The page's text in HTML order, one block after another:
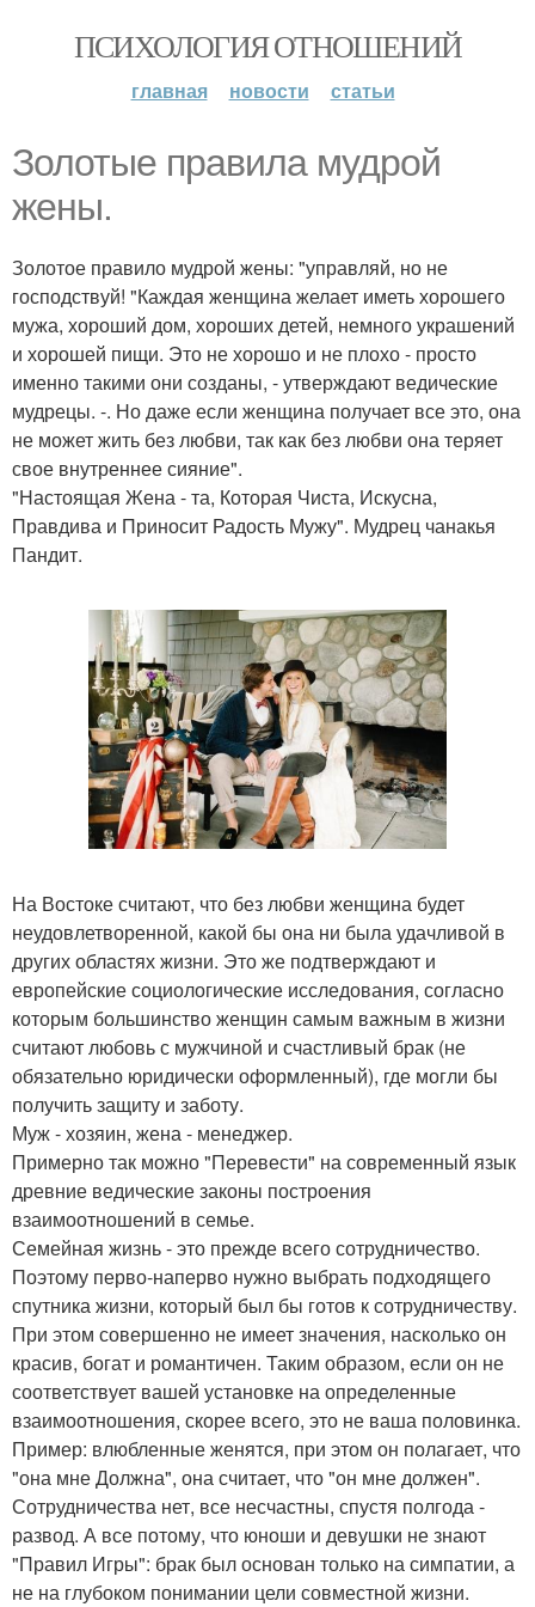
ПСИХОЛОГИЯ ОТНОШЕНИЙ
главная новости статьи
Золотые правила мудрой
жены.
Золотое правило мудрой жены: "управляй, но не
господствуй! "Каждая женщина желает иметь хорошего
мужа, хороший дом, хороших детей, немного украшений
и хорошей пищи. Это не хорошо и не плохо - просто
именно такими они созданы, - утверждают ведические
мудрецы. -. Но даже если женщина получает все это, она
не может жить без любви, так как без любви она теряет
свое внутреннее сияние".
"Настоящая Жена - та, Которая Чиста, Искусна,
Правдива и Приносит Радость Мужу". Мудрец чанакья
Пандит.
На Востоке считают, что без любви женщина будет
неудовлетворенной, какой бы она ни была удачливой в
других областях жизни. Это же подтверждают и
европейские социологические исследования, согласно
которым большинство женщин самым важным в жизни
считают любовь с мужчиной и счастливый брак (не
обязательно юридически оформленный), где могли бы
получить защиту и заботу.
Муж - хозяин, жена - менеджер.
Примерно так можно "Перевести" на современный язык
древние ведические законы построения
взаимоотношений в семье.
Семейная жизнь - это прежде всего сотрудничество.
Поэтому перво-наперво нужно выбрать подходящего
спутника жизни, который был бы готов к сотрудничеству.
При этом совершенно не имеет значения, насколько он
красив, богат и романтичен. Таким образом, если он не
соответствует вашей установке на определенные
взаимоотношения, скорее всего, это не ваша половинка.
Пример: влюбленные женятся, при этом он полагает, что
"она мне Должна", она считает, что "он мне должен".
Сотрудничества нет, все несчастны, спустя полгода -
развод. А все потому, что юноши и девушки не знают
"Правил Игры": брак был основан только на симпатии, а
не на глубоком понимании цели совместной жизни.